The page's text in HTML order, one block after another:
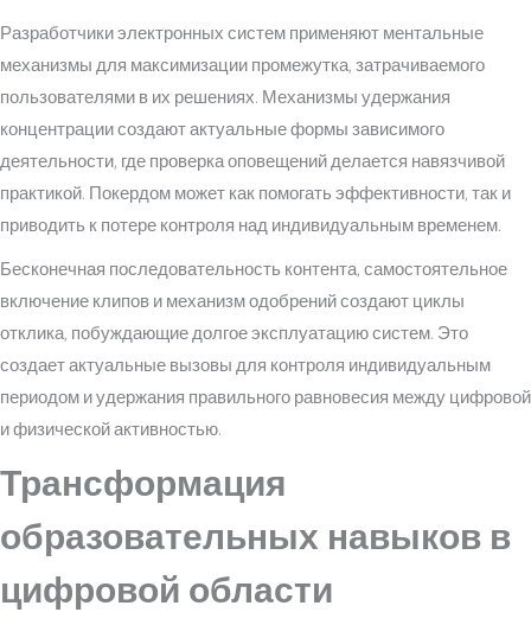
Разработчики электронных систем применяют ментальные
механизмы для максимизации промежутка, затрачиваемого
пользователями в их решениях. Механизмы удержания
концентрации создают актуальные формы зависимого
деятельности, где проверка оповещений делается навязчивой
практикой. Покердом может как помогать эффективности, так и
приводить к потере контроля над индивидуальным временем.
Бесконечная последовательность контента, самостоятельное
включение клипов и механизм одобрений создают циклы
отклика, побуждающие долгое эксплуатацию систем. Это
создает актуальные вызовы для контроля индивидуальным
периодом и удержания правильного равновесия между цифровой
и физической активностью.
Трансформация
образовательных навыков в
цифровой области